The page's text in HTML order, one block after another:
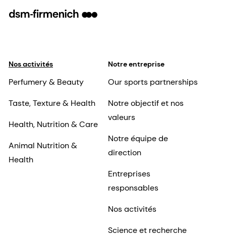
Nos activités
Perfumery & Beauty
Taste, Texture & Health
Health, Nutrition & Care
Animal Nutrition &
Health
Notre entreprise
Our sports partnerships
Notre objectif et nos
valeurs
Notre équipe de
direction
Entreprises
responsables
Nos activités
Science et recherche